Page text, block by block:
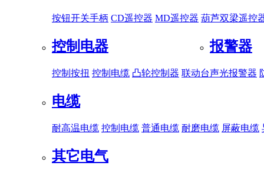
按钮开关手柄 CD遥控器 MD遥控器 葫芦双梁遥控
控制电器
控制按扭 控制电缆 凸轮控制器 联动台
报警器
声光报警器
电缆
耐高温电缆 控制电缆 普通电缆 耐磨电缆 屏蔽电缆
其它电气